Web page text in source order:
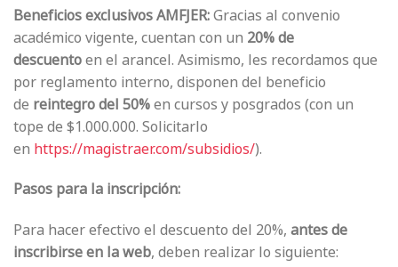
Beneficios exclusivos AMFJER:Gracias al convenio
académico vigente, cuentan con un 20% de
descuentoen el arancel. Asimismo, les recordamos que
por reglamento interno, disponen del beneficio
de reintegro del 50%en cursos y posgrados (con un
tope de $1.000.000. Solicitarlo
en https://magistraer.com/subsidios/).
Pasos para la inscripción:
Para hacer efectivo el descuento del 20%,antes de
inscribirse en la web, deben realizar lo siguiente: